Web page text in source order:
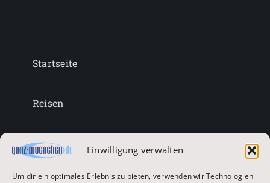
Einwilligung verwalten
Um dir ein optimales Erlebnis zu bieten, verwenden wir Technologien
Startseite
Reisen
Lifestyle